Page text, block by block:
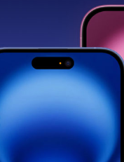
2022-03-31